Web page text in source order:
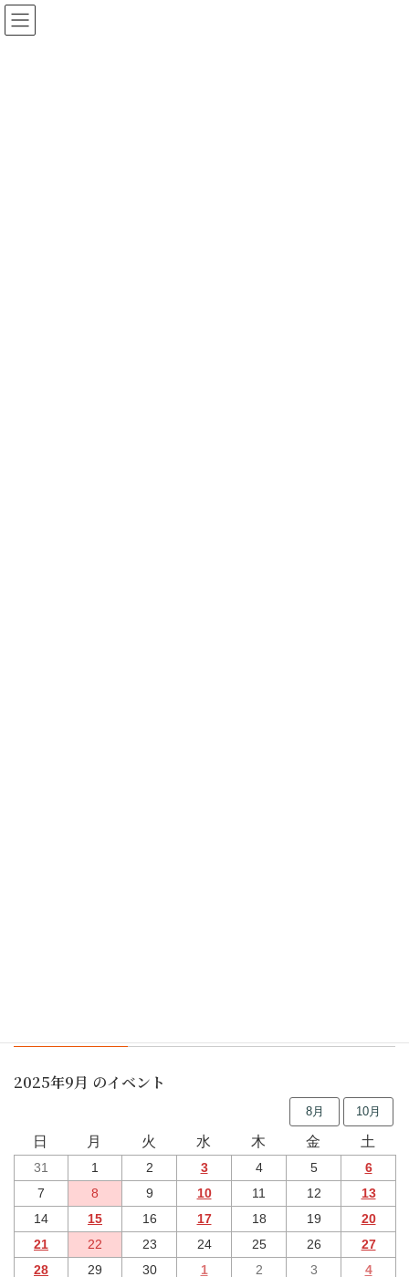
2025年9月 のイベント
8月 10月
日 月 火 水 木 金 土
31 1 2 3 4 5
6
7
8 9 10 11 12
13
14
15 16 17 18 19
20
21
22 23 24 25 26
27
28
29 30 1 2 3 4